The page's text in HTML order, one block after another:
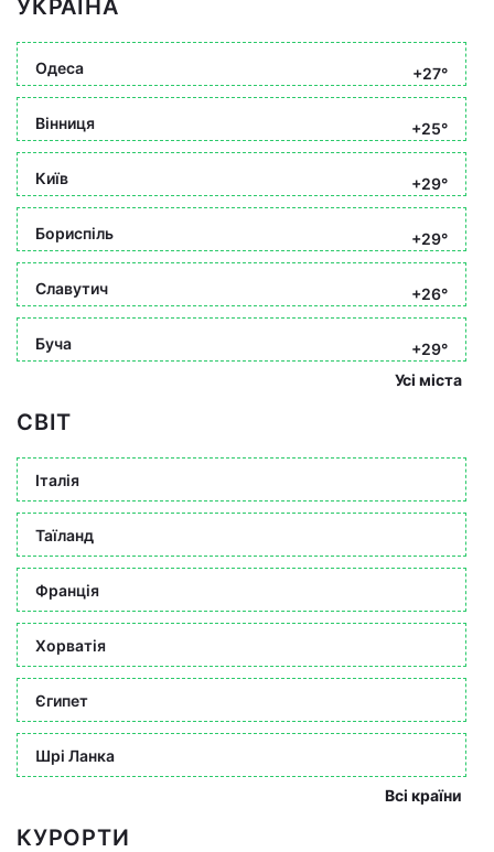
УКРАЇНА
Одеса +27°
Вінниця +25°
Київ +29°
Бориспіль +29°
Славутич +26°
Буча
+29°
Усі міста
СВІТ
Італія
Таїланд
Франція
Хорватія
Єгипет
Шрі Ланка
Всі країни
КУРОРТИ